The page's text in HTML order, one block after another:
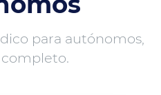
para autónomos,